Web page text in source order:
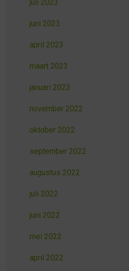
juli 2023
juni 2023
april 2023
maart 2023
januari 2023
november 2022
oktober 2022
september 2022
augustus 2022
juli 2022
juni 2022
mei 2022
april 2022